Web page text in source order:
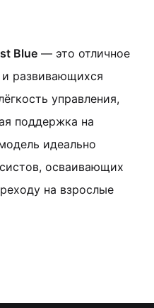
Blue — это отличное
развивающихся
управления,
поддержка на
идеально
осваивающих
на взрослые